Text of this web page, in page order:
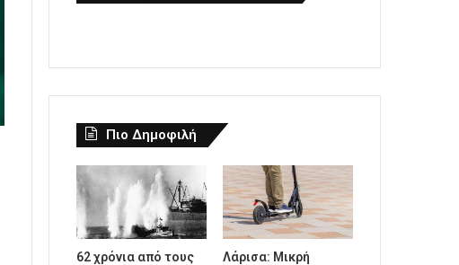
Πιο Δημοφιλή
62 χρόνια από τους
Λάρισα: Μικρή